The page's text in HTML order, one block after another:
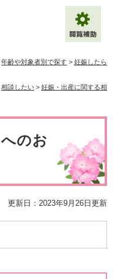
）
年齢や対象者別で探す > 妊娠したら
相談したい > 妊娠・出産に関する相
のお
更新日：2023年9月26日更新